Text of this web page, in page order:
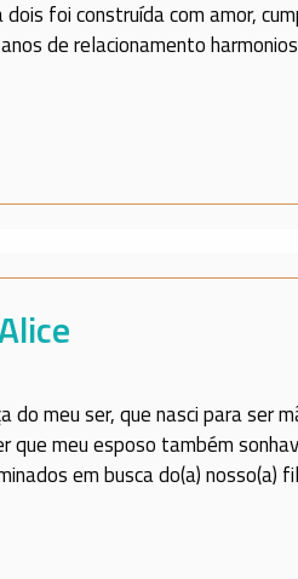
foi construída com amor,
de relacionamento
meu ser, que nasci para ser
que meu esposo também
em busca do(a) nosso(a)